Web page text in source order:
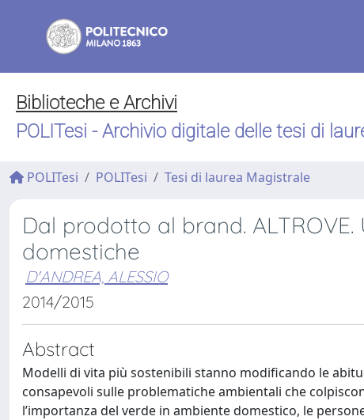
Biblioteche e Archivi
POLITesi - Archivio digitale delle tesi di
POLITesi POLITesi Tesi di laurea Magistrale
Dal prodotto al brand.
domestiche
D'ANDREA, ALESSIO
2014/2015
Abstract
Modelli di vita più sostenibili stanno modificando le
consapevoli sulle problematiche ambientali che
l’importanza del verde in ambiente domestico, le